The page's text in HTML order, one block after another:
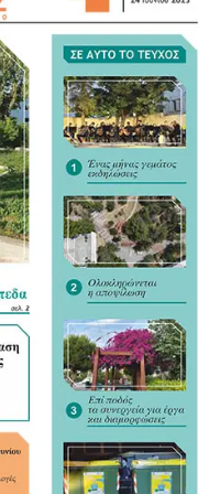
αναγνώρισε ως
της διάσπαρτης
άσκησε όμως κριτική
«Η
θέλει», σημείωσε,
έπρεπε να έχουν πολύ
του νέου
και οι πόροι»